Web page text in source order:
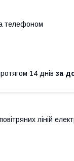
телефоном
14 днів за
ліній